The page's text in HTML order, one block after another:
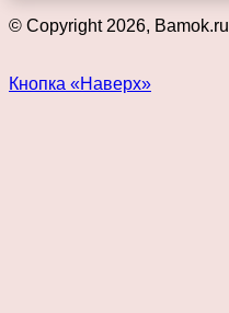
© Copyright 2026, Bamok.ru
Кнопка «Наверх»